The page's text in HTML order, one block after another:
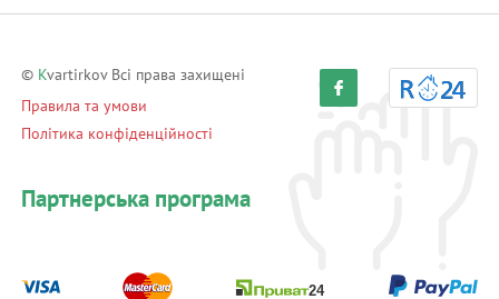
© Kvartirkov Всі права захищені
Правила та умови
Політика конфіденційності
Партнерська програма